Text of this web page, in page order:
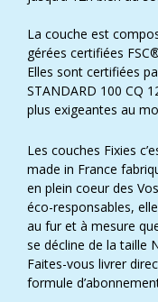
La couche est
gérées certifiées
Elles sont certifiées
STANDARD 100 CQ
plus exigeantes au
Les couches Fixies
made in France
en plein coeur des
éco-responsables,
au fur et à mesure
se décline de la taille
Faites-vous livrer
formule